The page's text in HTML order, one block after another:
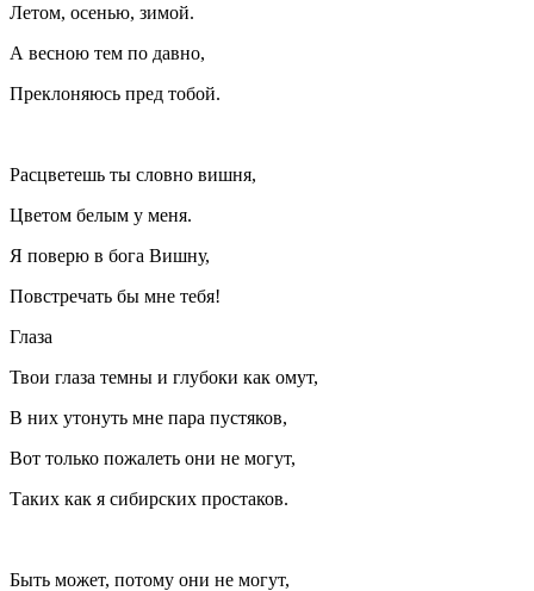
Летом, осенью, зимой.
А весною тем по давно,
Преклоняюсь пред тобой.
Расцветешь ты словно вишня,
Цветом белым у меня.
Я поверю в бога Вишну,
Повстречать бы мне тебя!
Глаза
Твои глаза темны и глубоки как омут,
В них утонуть мне пара пустяков,
Вот только пожалеть они не могут,
Таких как я сибирских простаков.
Быть может, потому они не могут,